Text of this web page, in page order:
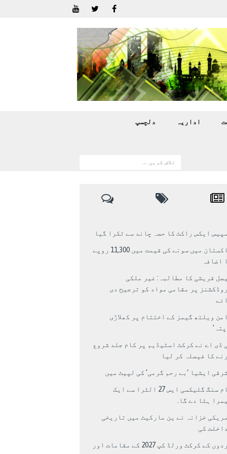
اداريہ دلچسپ
ایکس راکٹ کا حصہ چاند سے ٹکرا گیا
پاکستان میں سونے کی قیمت میں 11,300 روپے
اضافہ
قریشی کا مطالبہ: غیر ملکی
پر مقامی مواد کو ترجیح دی
ویلتھ گیمز کے اختتام پر کھلاڑی
ڈی اے نے کرکٹ اسٹیڈیم پر کام جلد شروع
کا فیصلہ کر لیا
ایشیا ‘بے رحم گرمی’ کی لپیٹ میں
سام سنگ گلیکسی ایس 27 الٹرا سے ایک
ہٹا دے گا.
خزانہ نے ین مارکیٹ میں تاریخی
کی
مردوں کے کرکٹ ورلڈ کپ 2027 کے مقامات اور